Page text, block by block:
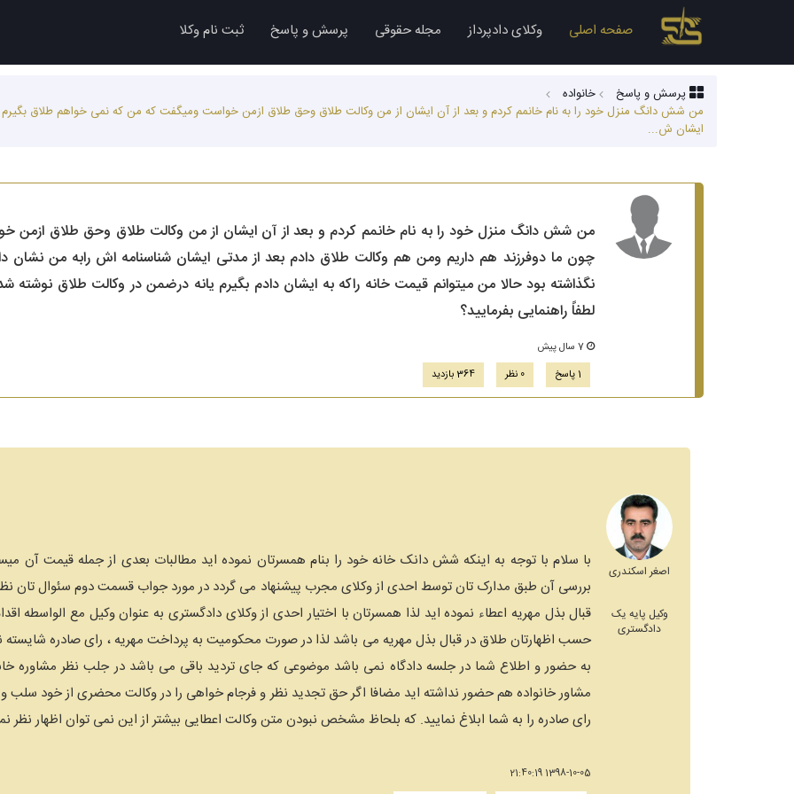
صفحه اصلی وکلای دادپرداز مجله حقوقی پرسش و پاسخ ثبت نام وکلا
پرسش و پاسخ
خانواده
من شش دانگ منزل خود را به نام خانمم کردم و بعد از آن ایشان از من وکالت طلاق وحق طلاق ازمن خواست ومیگفت که من که نمی خواهم طلاق بگیرم
ایشان ش...
من شش دانگ منزل خود را به نام خانمم کردم و بعد از آن ایشان از من وکالت طلاق وحق طلاق
چون ما دوفرزند هم داریم ومن هم وکالت طلاق دادم بعد از مدتی ایشان شناسنامه اش رابه من نشان
نگذاشته بود حالا من میتوانم قیمت خانه راکه به ایشان دادم بگیرم یانه درضمن در وکالت طلاق نوشته
لطفاً راهنمایی بفرمایید؟
7 سال پیش
1 پاسخ
0 نظر 364 بازدید
اصغر اسکندری
وکیل پایه یک
دادگستری
با سلام با توجه به اینکه شش دانک خانه خود را بنام همسرتان نموده اید مطالبات بعدی از جمله قیمت آن
بررسی آن طبق مدارک تان توسط احدی از وکلای مجرب پیشنهاد می گردد در مورد جواب قسمت دوم سئوال تان
قبال بذل مهریه اعطاء نموده اید لذا همسرتان با اختیار احدی از وکلای دادگستری به عنوان وکیل مع
حسب اظهارتان طلاق در قبال بذل مهریه می باشد لذا در صورت محکومیت به پرداخت مهریه ، رای صادره
به حضور و اطلاع شما در جلسه دادگاه نمی باشد موضوعی که جای تردید باقی می باشد در جلب نظر مشاوره
مشاور خانواده هم حضور نداشته اید مضافا اگر حق تجدید نظر و فرجام خواهی را در وکالت محضری از خود سلب
رای صادره را به شما ابلاغ نمایید. که بلحاظ مشخص نبودن متن وکالت اعطایی بیشتر از این نمی توان اظهار نظر
1398-10-05 21:40:19